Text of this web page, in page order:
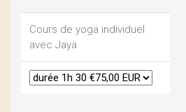
Cours de yoga individuel
avec Jaya